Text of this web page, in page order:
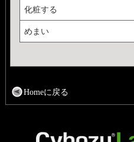
化粧する
めまい
Homeに戻る